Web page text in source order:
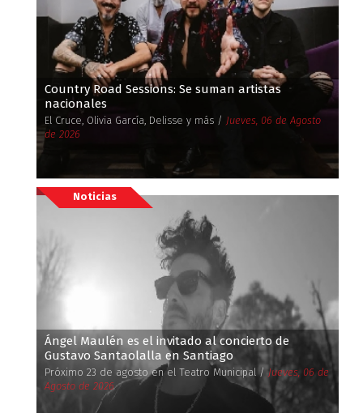
Country Road Sessions: Se suman artistas
nacionales
El Cruce, Olivia García, Delisse y más / Jueves, 06 de Agosto
de 2026
Noticias
Ángel Maulén es el invitado al concierto de
Gustavo Santaolalla en Santiago
Próximo 23 de agosto en el Teatro Municipal / Jueves, 06 de
Agosto de 2026